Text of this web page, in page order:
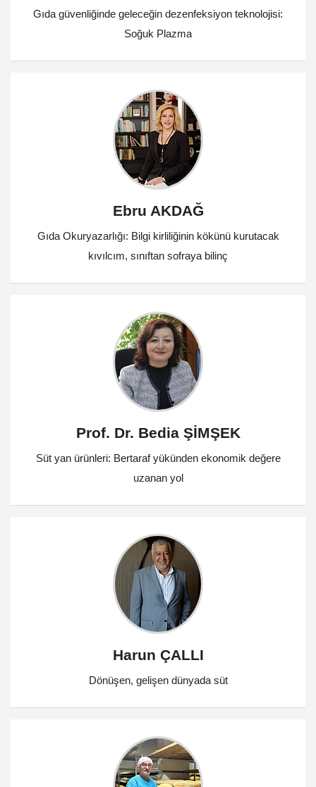
Gıda güvenliğinde geleceğin dezenfeksiyon teknolojisi:
Soğuk Plazma
Ebru AKDAĞ
Gıda Okuryazarlığı: Bilgi kirliliğinin kökünü kurutacak
kıvılcım, sınıftan sofraya bilinç
Prof. Dr. Bedia ŞİMŞEK
Süt yan ürünleri: Bertaraf yükünden ekonomik değere
uzanan yol
Harun ÇALLI
Dönüşen, gelişen dünyada süt